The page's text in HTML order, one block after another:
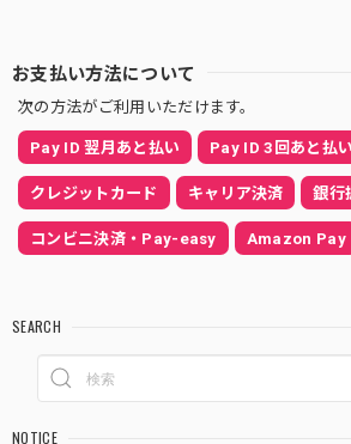
お支払い方法について
次の方法がご利用いただけます。
Pay ID 翌月あと払い Pay ID 3回あと払い
クレジットカード キャリア決済 銀行
コンビニ決済・Pay-easy Amazon Pay
SEARCH
NOTICE